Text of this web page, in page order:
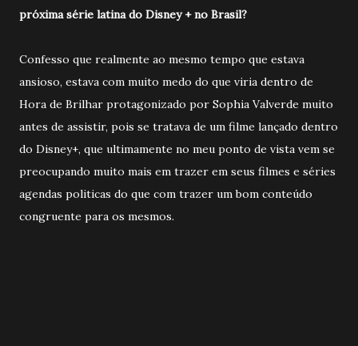
próxima série latina do Disney + no Brasil?
Confesso que realmente ao mesmo tempo que estava
ansioso, estava com muito medo do que viria dentro de
Hora de Brilhar protagonizado por Sophia Valverde muito
antes de assistir, pois se tratava de um filme lançado dentro
do Disney+, que ultimamente no meu ponto de vista vem se
preocupando muito mais em trazer em seus filmes e séries
agendas politicas do que com trazer um bom conteúdo
congruente para os mesmos.